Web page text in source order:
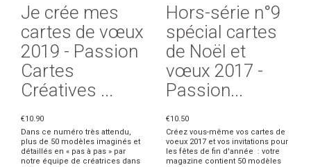
Je crée mes
cartes de vœux
2019 - Passion
Cartes
Créatives ...
€10.90
Dans ce numéro très attendu,
plus de 50 modèles imaginés et
détaillés en « pas à pas » par
notre équipe de créatrices dans
Hors-série n°9
spécial cartes
de Noël et
vœux 2017 -
Passion...
€10.50
Créez vous-même vos cartes de
voeux 2017 et vos invitations pour
les fêtes de fin d'année : votre
magazine contient 50 modèles